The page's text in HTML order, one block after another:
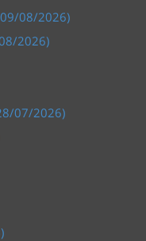
08/2026)
2026)
07/2026)